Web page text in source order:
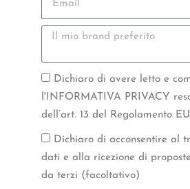
Dichiaro di avere letto e
l'INFORMATIVA PRIVACY
dell’art. 13 del Regolamento
Dichiaro di acconsentire al
dati e alla ricezione di
da terzi (facoltativo)